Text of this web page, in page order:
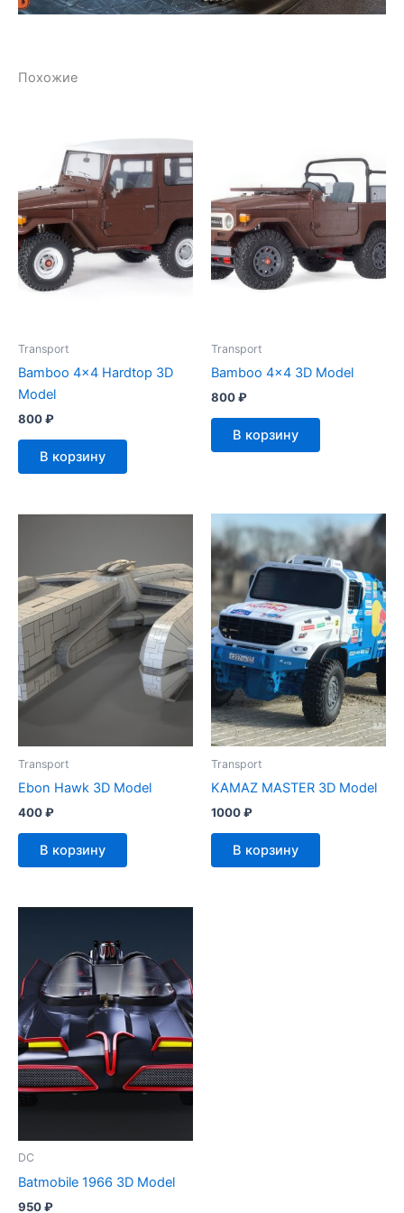
Похожие
Transport
Bamboo 4×4 Hardtop 3D
Model
800₽
В корзину
Transport
Bamboo 4×4 3D Model
800₽
В корзину
Transport
Ebon Hawk 3D Model
400₽
В корзину
Transport
KAMAZ MASTER 3D Model
1000₽
В корзину
DC
Batmobile 1966 3D Model
950₽